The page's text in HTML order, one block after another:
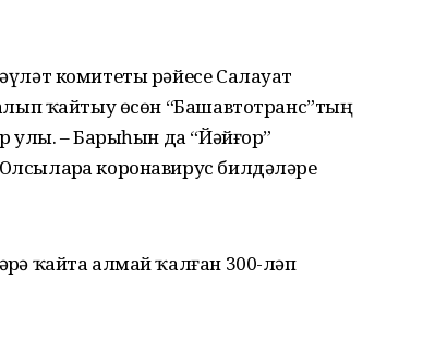
комитеты рәйесе Салауат
ҡайтыу өсөн “Башавтотранс”тың
улы. – Барыһын да “Йәйғор”
коронавирус билдәләре
ҡайта алмай ҡалған 300-ләп